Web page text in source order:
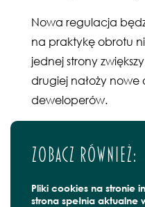
Nowa regulacja
na praktykę obrotu
jednej strony
drugiej nałoży nowe
deweloperów.
Zobacz również:
Pliki cookies na stronie
strona spełnia aktualne